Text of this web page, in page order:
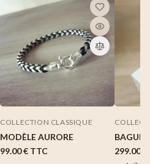
COLLECTION CLASSIQUE
MODÈLE AURORE
99.00 € TTC
BAGUE
299.00 €